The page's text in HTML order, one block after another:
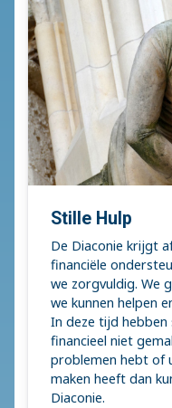
Stille Hulp
De Diaconie krijgt
financiële
we zorgvuldig. We
we kunnen helpen
In deze tijd
financieel niet
problemen hebt of
maken heeft dan
Diaconie.